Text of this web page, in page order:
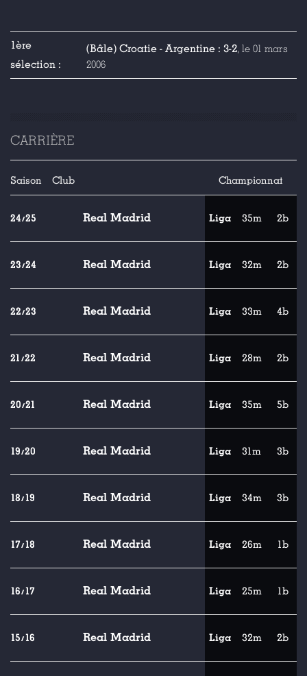
1ère
sélection :
(Bâle) Croatie - Argentine : 3-2, le 01 mars
2006
CARRIÈRE
Saison Club Championnat
24/25 Real Madrid Liga 35m 2b
23/24 Real Madrid Liga 32m 2b
22/23 Real Madrid Liga 33m 4b
21/22 Real Madrid Liga 28m 2b
20/21 Real Madrid Liga 35m 5b
19/20 Real Madrid Liga 31m 3b
18/19 Real Madrid Liga 34m 3b
17/18 Real Madrid Liga 26m 1b
16/17 Real Madrid Liga 25m 1b
15/16 Real Madrid Liga 32m 2b